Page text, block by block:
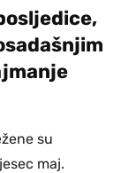
su
maj.